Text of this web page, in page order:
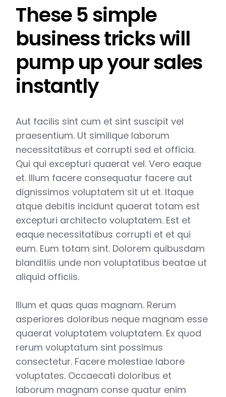
These 5 simple
business tricks will
pump up your sales
instantly
Aut facilis sint cum et sint suscipit vel
praesentium. Ut similique laborum
necessitatibus et corrupti sed et officia.
Qui qui excepturi quaerat vel. Vero eaque
et. Illum facere consequatur facere aut
dignissimos voluptatem sit ut et. Itaque
atque debitis incidunt quaerat totam est
excepturi architecto voluptatem. Est et
eaque necessitatibus corrupti et et qui
eum. Eum totam sint. Dolorem quibusdam
blanditiis unde non voluptatibus beatae ut
aliquid officiis.
Illum et quas quas magnam. Rerum
asperiores doloribus neque magnam esse
quaerat voluptatem voluptatem. Ex quod
rerum voluptatum sint possimus
consectetur. Facere molestiae labore
voluptates. Occaecati doloribus et
laborum magnam conse quatur enim